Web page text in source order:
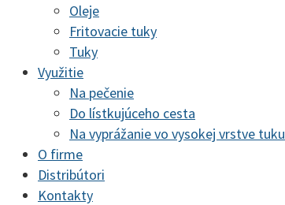
Oleje
Fritovacie tuky
Tuky
Využitie
Na pečenie
Do lístkujúceho cesta
Na vyprážanie vo vysokej vrstve tuku
O firme
Distribútori
Kontakty